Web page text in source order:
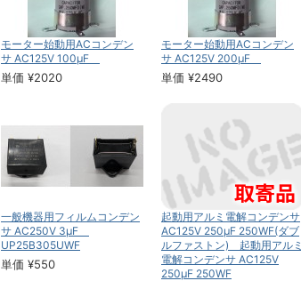
モーター始動用ACコンデン
サ AC125V 100μF
単価 ¥2020
モーター始動用ACコンデン
サ AC125V 200μF
単価 ¥2490
一般機器用フィルムコンデン
サ AC250V 3μF
UP25B305UWF
単価 ¥550
起動用アルミ電解コンデンサ
AC125V 250μF 250WF(ダブ
ルファストン) 起動用アルミ
電解コンデンサ AC125V
250μF 250WF